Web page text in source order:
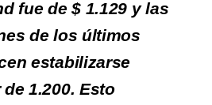
fue de $ 1.129 y las
de los últimos
estabilizarse
1.200. Esto